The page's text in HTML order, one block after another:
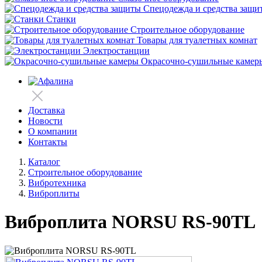
Спецодежда и средства
Станки
Строительное оборудование
Товары для туалетных комнат
Электростанции
Окрасочно-сушильные
Доставка
Новости
О компании
Контакты
Каталог
Строительное оборудование
Вибротехника
Виброплиты
Виброплита NORSU RS-90TL